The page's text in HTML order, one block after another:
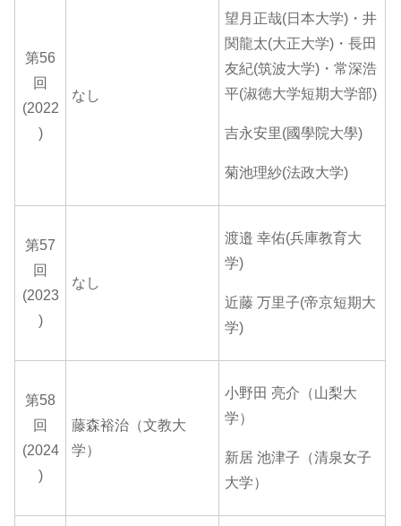
第56
回
(2022
)
なし
望月正哉(日本大学)・井
関龍太(大正大学)・長田
友紀(筑波大学)・常深浩
平(淑徳大学短期大学部)
吉永安里(國學院大學)
菊池理紗(法政大学)
第57
回
(2023
)
なし
渡邉 幸佑(兵庫教育大
学)
近藤 万里子(帝京短期大
学)
第58
回
(2024
)
藤森裕治（文教大
学）
小野田 亮介（山梨大
学）
新居 池津子（清泉女子
大学）